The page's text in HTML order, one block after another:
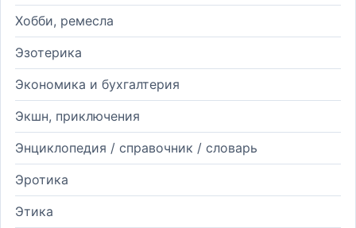
Хобби, ремесла
Эзотерика
Экономика и бухгалтерия
Экшн, приключения
Энциклопедия / справочник / словарь
Эротика
Этика